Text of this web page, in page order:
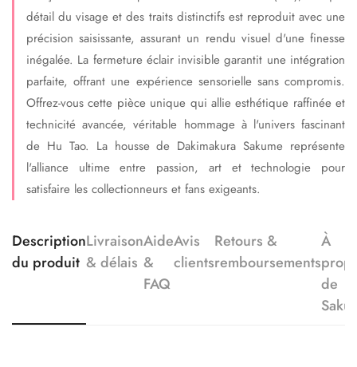
détail du visage et des traits distinctifs est reproduit avec une
précision saisissante, assurant un rendu visuel d'une finesse
inégalée. La fermeture éclair invisible garantit une intégration
parfaite, offrant une expérience sensorielle sans compromis.
Offrez-vous cette pièce unique qui allie esthétique raffinée et
technicité avancée, véritable hommage à l'univers fascinant
de Hu Tao. La housse de Dakimakura Sakume représente
l'alliance ultime entre passion, art et technologie pour
satisfaire les collectionneurs et fans exigeants.
Description
du produit
Livraison
& délais
Aide
&
FAQ
Avis
clients
Retours &
remboursements
À
de